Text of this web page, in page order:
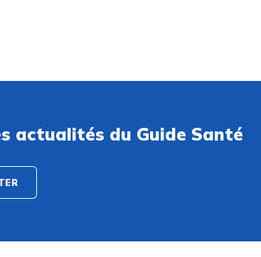
actualités du Guide Santé